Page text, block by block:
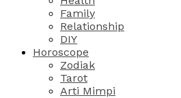
Family
Relationship
DIY
Horoscope
Zodiak
Tarot
Arti Mimpi